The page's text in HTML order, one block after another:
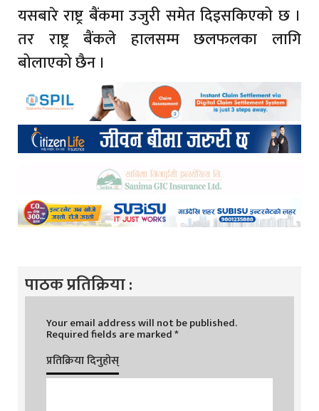
यसबारे राष्ट्र बैंकमा उजुरी समेत दिइसकिएको छ ।
तर राष्ट्र बैंकले हालसम्म छलफलका लागि
बोलाएको छैन ।
पाठक प्रतिक्रिया :
Your email address will not be published.
Required fields are marked*
प्रतिक्रिया दिनुहोस्